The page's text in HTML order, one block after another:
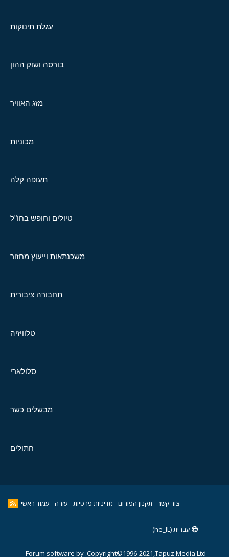
עגלת תינוקות
בורסה ושוק ההון
מזג האוויר
מכוניות
תעופה קלה
טיולים וחופש בחו"ל
משכנתאות וייעוץ מחזור
תחבורה ציבורית
טלוויזיה
סלולארי
מבשלים כשר
חתולים
צור קשר תקנון הפורום מדיניות פרטיות עזרה עמוד ראשי
עברית (he_IL)
Copyright©1996-2021,Tapuz Media Ltd.
Forum software by